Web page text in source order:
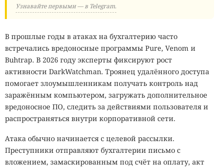
Узнавайте первыми — в Telegram.
В прошлые годы в атаках на бухгалтерию часто
встречались вредоносные программы Pure, Venom и
Buhtrap. В 2026 году эксперты фиксируют рост
активности DarkWatchman. Троянец удалённого доступа
помогает злоумышленникам получать контроль над
заражённым компьютером, загружать дополнительное
вредоносное ПО, следить за действиями пользователя и
распространяться внутри корпоративной сети.
Атака обычно начинается с целевой рассылки.
Преступники отправляют бухгалтерии письмо с
вложением, замаскированным под счёт на оплату, акт